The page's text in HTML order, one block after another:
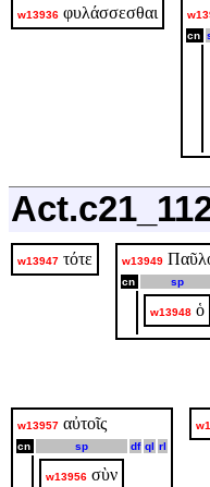
w13936 φυλάσσεσθαι
cn
w13947 τότε w13949
cn sp
w13948 ὁ
w13957 αὐτοῖς
cn sp df ql rl
w13956 σὺν